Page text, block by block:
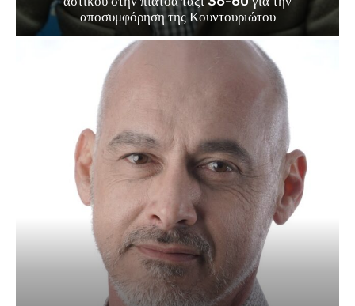
αποσυμφόρηση της Κουντουριώτου